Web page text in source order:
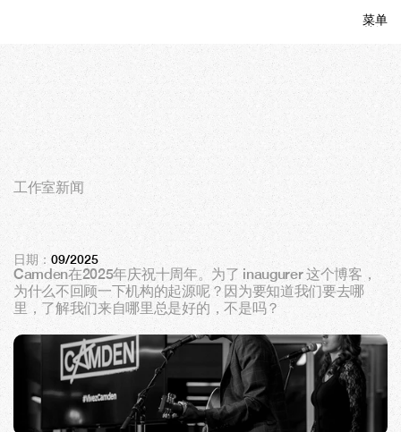
菜单
工作室新闻
a m t e n ： 十 年， 一 个 集 体 聚 集
一 起
日期： 09/2025
Camden在2025年庆祝十周年。为了 inaugurer 这个博客，
为什么不回顾一下机构的起源呢？因为要知道我们要去哪
里，了解我们来自哪里总是好的，不是吗？